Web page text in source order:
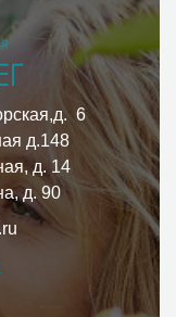
6
д.148
д. 14
д. 90